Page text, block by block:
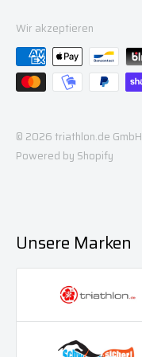
Wir akzeptieren
© 2026 triathlon.de GmbH
Powered by Shopify
Unsere Marken